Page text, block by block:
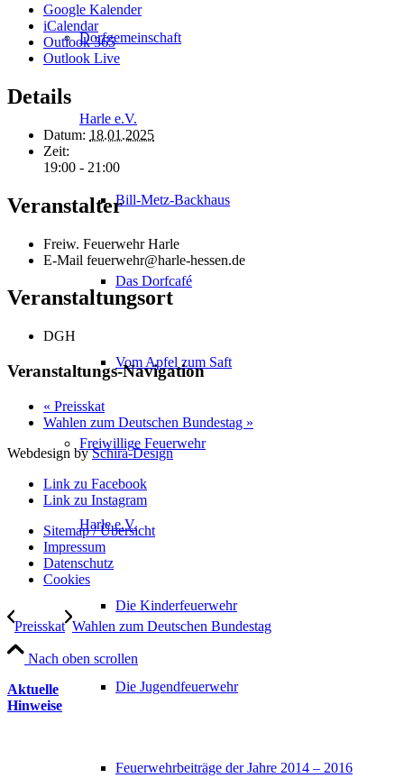
Dorfgemeinschaft
Harle e.V.
Bill-Metz-Backhaus
Das Dorfcafé
Vom Apfel zum Saft
Freiwillige Feuerwehr
Harle e.V.
Die Kinderfeuerwehr
Die Jugendfeuerwehr
Feuerwehrbeiträge der Jahre 2014 – 2016
Google Kalender
iCalendar
Outlook 365
Outlook Live
Details
Datum: 18.01.2025
Zeit:
19:00 - 21:00
Veranstalter
Freiw. Feuerwehr Harle
E-Mail feuerwehr@harle-hessen.de
Veranstaltungsort
DGH
Veranstaltungs-Navigation
« Preisskat
Wahlen zum Deutschen Bundestag »
Webdesign bySchira-Design
Link zu Facebook
Link zu Instagram
Sitemap / Übersicht
Impressum
Datenschutz­
Cookies
Preisskat Wahlen zum Deutschen Bundestag
Nach oben scrollen
Aktuelle
Hinweise